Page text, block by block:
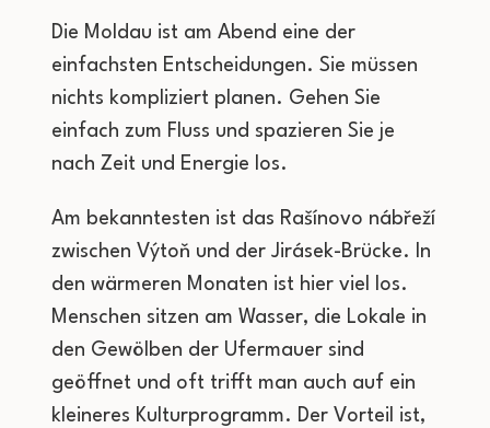
Die Moldau ist am Abend eine der
einfachsten Entscheidungen. Sie müssen
nichts kompliziert planen. Gehen Sie
einfach zum Fluss und spazieren Sie je
nach Zeit und Energie los.
Am bekanntesten ist das Rašínovo nábřeží
zwischen Výtoň und der Jirásek-Brücke. In
den wärmeren Monaten ist hier viel los.
Menschen sitzen am Wasser, die Lokale in
den Gewölben der Ufermauer sind
geöffnet und oft trifft man auch auf ein
kleineres Kulturprogramm. Der Vorteil ist,